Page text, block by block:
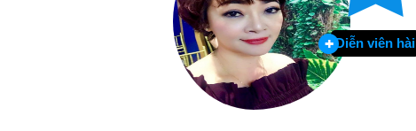
Diễn viên hài